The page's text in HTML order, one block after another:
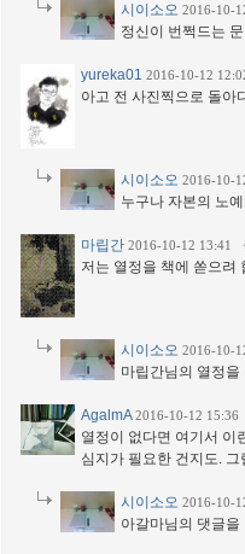
시이소오 2016-10-
정신이 번쩍드는
yureka01 2016-10-12
아고 전 사진찍으로 돌아
시이소오 2016-10-
누구나 자본의 노
마립간 2016-10-12 13:41
저는 열정을 책에 쏟으려
시이소오 2016-10-
마립간님의 열정
AgalmA 2016-10-12 15:36
열정이 없다면 여기서 이
심지가 필요한 건지도.
시이소오 2016-10-
아갈마님의 댓글